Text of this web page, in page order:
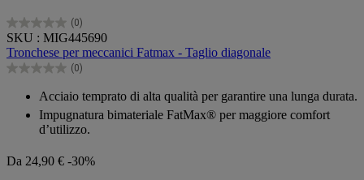
(0)
0.0
su
5
stelle.
SKU : MIG445690
Tronchese per meccanici Fatmax - Taglio diagonale
(0)
0.0
stelle.
Acciaio temprato di alta qualità per garantire una lunga durata.
Impugnatura bimateriale FatMax® per maggiore comfort
d’utilizzo.
Da 24,90 € -30%